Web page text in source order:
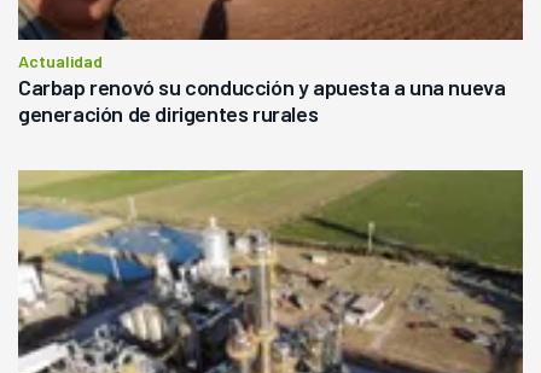
Actualidad
Carbap renovó su conducción y apuesta a una nueva
generación de dirigentes rurales